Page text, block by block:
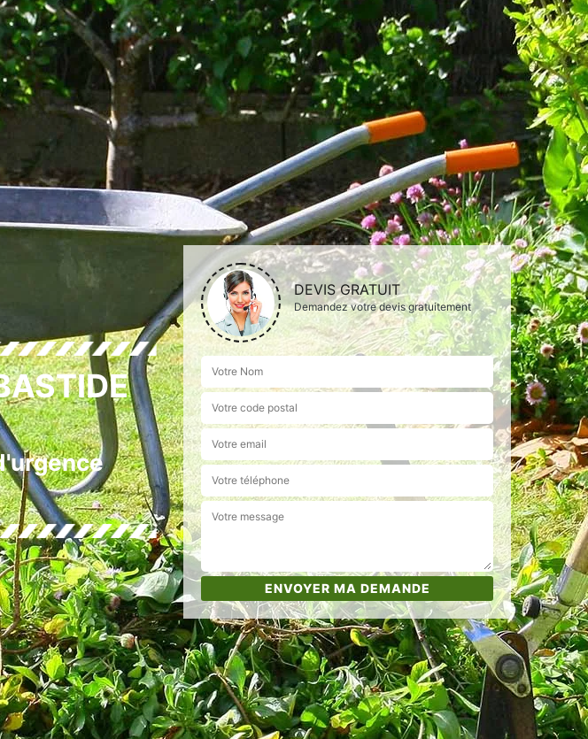
DEVIS GRATUIT
Demandez votre devis gratuitement